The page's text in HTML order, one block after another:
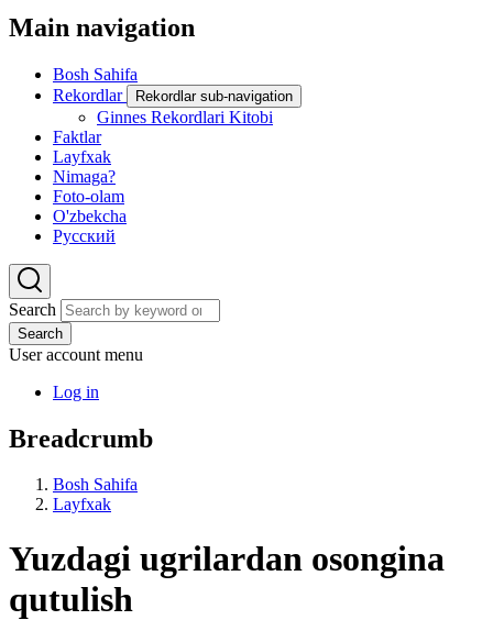
Main navigation
Bosh Sahifa
Rekordlar
Rekordlar sub-navigation
Ginnes Rekordlari Kitobi
Faktlar
Layfxak
Nimaga?
Foto-olam
O'zbekcha
Русский
Search
Search
User account menu
Log in
Breadcrumb
Bosh Sahifa
Layfxak
Yuzdagi ugrilardan osongina
qutulish